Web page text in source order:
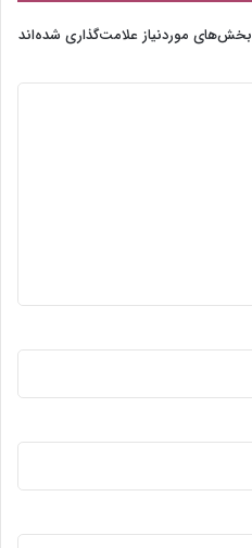
بخش‌های موردنیاز علامت‌گذاری شده‌اند